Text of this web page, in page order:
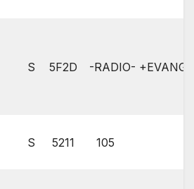
S 5F2D -RADIO-
S 5211 105